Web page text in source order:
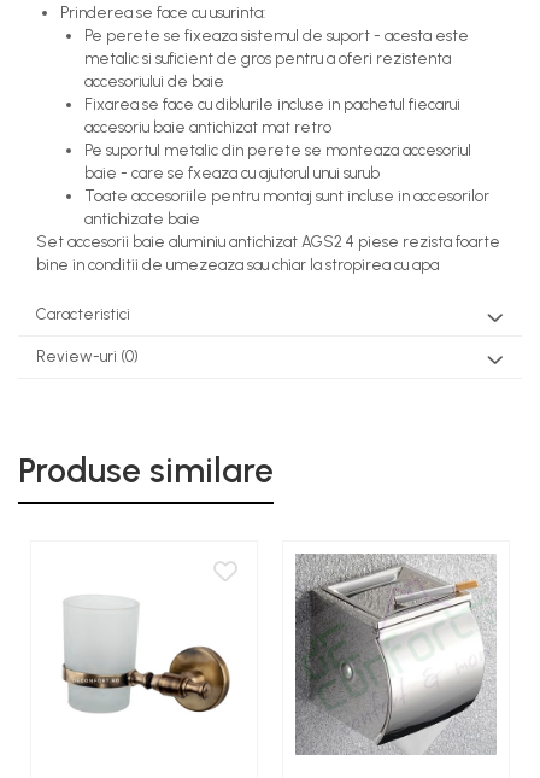
Prinderea se face cu usurinta:
Pe perete se fixeaza sistemul de suport - acesta este
metalic si suficient de gros pentru a oferi rezistenta
accesoriului de baie
Fixarea se face cu diblurile incluse in pachetul fiecarui
accesoriu baie antichizat mat retro
Pe suportul metalic din perete se monteaza accesoriul
baie - care se fxeaza cu ajutorul unui surub
Toate accesoriile pentru montaj sunt incluse in accesorilor
antichizate baie
Set accesorii baie aluminiu antichizat AGS2 4 piese rezista foarte
bine in conditii de umezeaza sau chiar la stropirea cu apa
Caracteristici
Review-uri (0)
Produse similare